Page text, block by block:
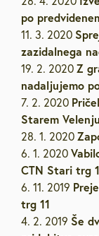
po
11. 3. 2020
zazidalnega
19. 2. 2020 Z
nadaljujemo
7. 2. 2020
Starem Velenju
28. 1. 2020
6. 1. 2020
CTN Stari trg
6. 11. 2019
trg 11
4. 2. 2019 Še